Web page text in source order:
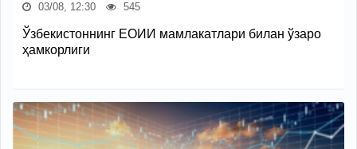
03/08, 12:30 545
Ўзбекистоннинг ЕОИИ мамлакатлари билан ўзаро
ҳамкорлиги